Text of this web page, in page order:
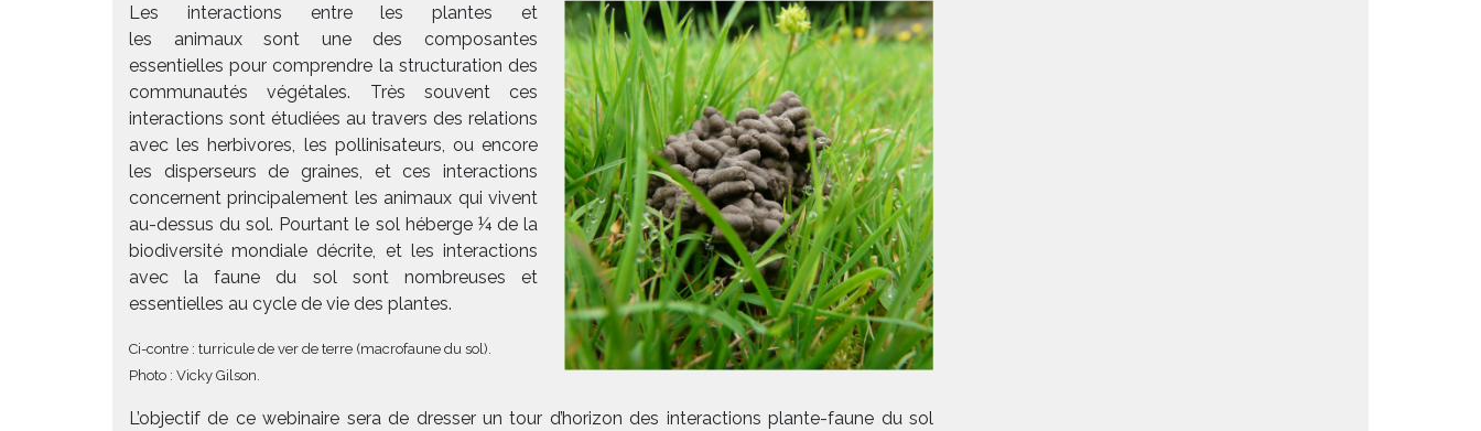
Les interactions entre les plantes et
les animaux sont une des composantes
essentielles pour comprendre la structuration des
communautés végétales. Très souvent ces
interactions sont étudiées au travers des relations
avec les herbivores, les pollinisateurs, ou encore
les disperseurs de graines, et ces interactions
concernent principalement les animaux qui vivent
au-dessus du sol. Pourtant le sol héberge ¼ de la
biodiversité mondiale décrite, et les interactions
avec la faune du sol sont nombreuses et
essentielles au cycle de vie des plantes.
Ci-contre : turricule de ver de terre (macrofaune du sol).
Photo : Vicky Gilson.
L’objectif de ce webinaire sera de dresser un tour d’horizon des interactions plante-faune du sol